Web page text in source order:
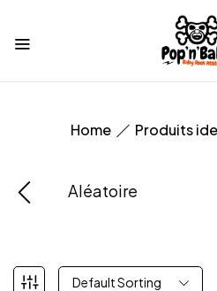
Home Produits
Aléatoire
Default Sorting